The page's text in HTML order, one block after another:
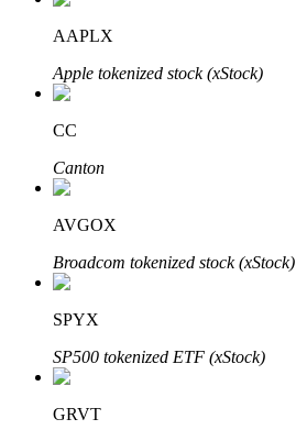
Krediler
Kripto destekli borçlanma hizmeti
AAPLX
Apple tokenized stock (xStock)
CC
Canton
AVGOX
Broadcom tokenized stock (xStock)
SPYX
SP500 tokenized ETF (xStock)
GRVT